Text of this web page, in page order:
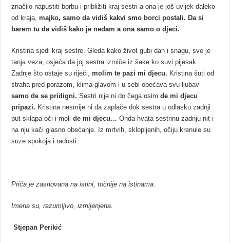
značilo napustiti borbu i približiti kraj sestri a ona je još uvijek daleko
od kraja,majko, samo da vidiš kakvi smo borci postali. Da si
barem tu da vidiš kako je nedam a ona samo o djeci.
Kristina sjedi kraj sestre. Gleda kako život gubi dah i snagu, sve je
tanja veza, osjeća da joj sestra izmiče iz šake ko suvi pijesak.
Zadnje što ostaje su riječi,molim te pazi mi djecu. Kristina šuti od
straha pred porazom, klima glavom i u sebi obećava svu ljubav
samo de se pridigni. Sestri nije ni do čega osimde mi djecu
pripazi. Kristina nesmije ni da zaplače dok sestra u odlasku zadnji
put sklapa oči i molide mi djecu… Onda hvata sestrinu zadnju nit i
na nju kači glasno obećanje. Iz mrtvih, sklopljenih, očiju krenule su
suze spokoja i radosti.
Priča je zasnovana na istini, točnije na istinama.
Imena su, razumljivo, izmijenjena.
Stjepan Perikić